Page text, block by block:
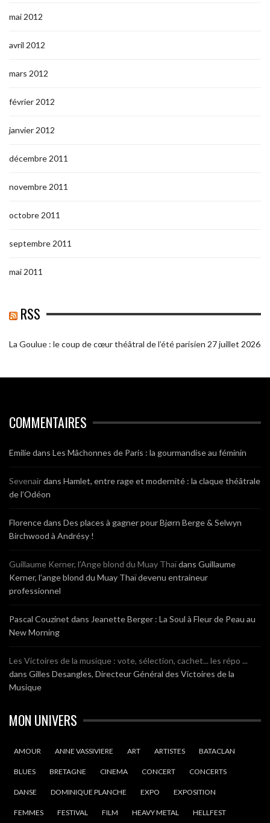
mai 2012
avril 2012
mars 2012
février 2012
janvier 2012
décembre 2011
novembre 2011
octobre 2011
septembre 2011
mai 2011
RSS
La Goulue : le coup de cœur théâtral de l’été parisien 27 juillet 2026
COMMENTAIRES
Emiliedans Les Mâchonnes de Paris : la gourmandise au féminin
Sevenairdans Hamlet, entre rage et modernité : la claque théâtrale
de l’Odéon
Florencedans Des places à gagner pour Bjørn Berge & Selwyn
Birchwood à Andrésy !
Guillaume Kerner, l’Ange blond du Muay Thaïdans Guillaume
Kerner, l’ange blond du Muay Thaï devenu entraineur
professionnel
Pascal Couzinet dans Jeanette Berger : La Soul à Fleur de Peau au
New Morning
Les Victoires de la musique : vote, sélection, cachet... les répo ...
dans Gilles Desangles, Directeur Général des Victoires de la
Musique
MON UNIVERS
AMOUR ANNE VASSIVIERE ART ARTISTES BATACLAN
BLUES BRETAGNE CINEMA CONCERT CONCERTS
DANSE DOMINIQUE PLANCHE EXPO EXPOSITION
FEMMES FESTIVAL FILM HEAVY METAL HELLFEST